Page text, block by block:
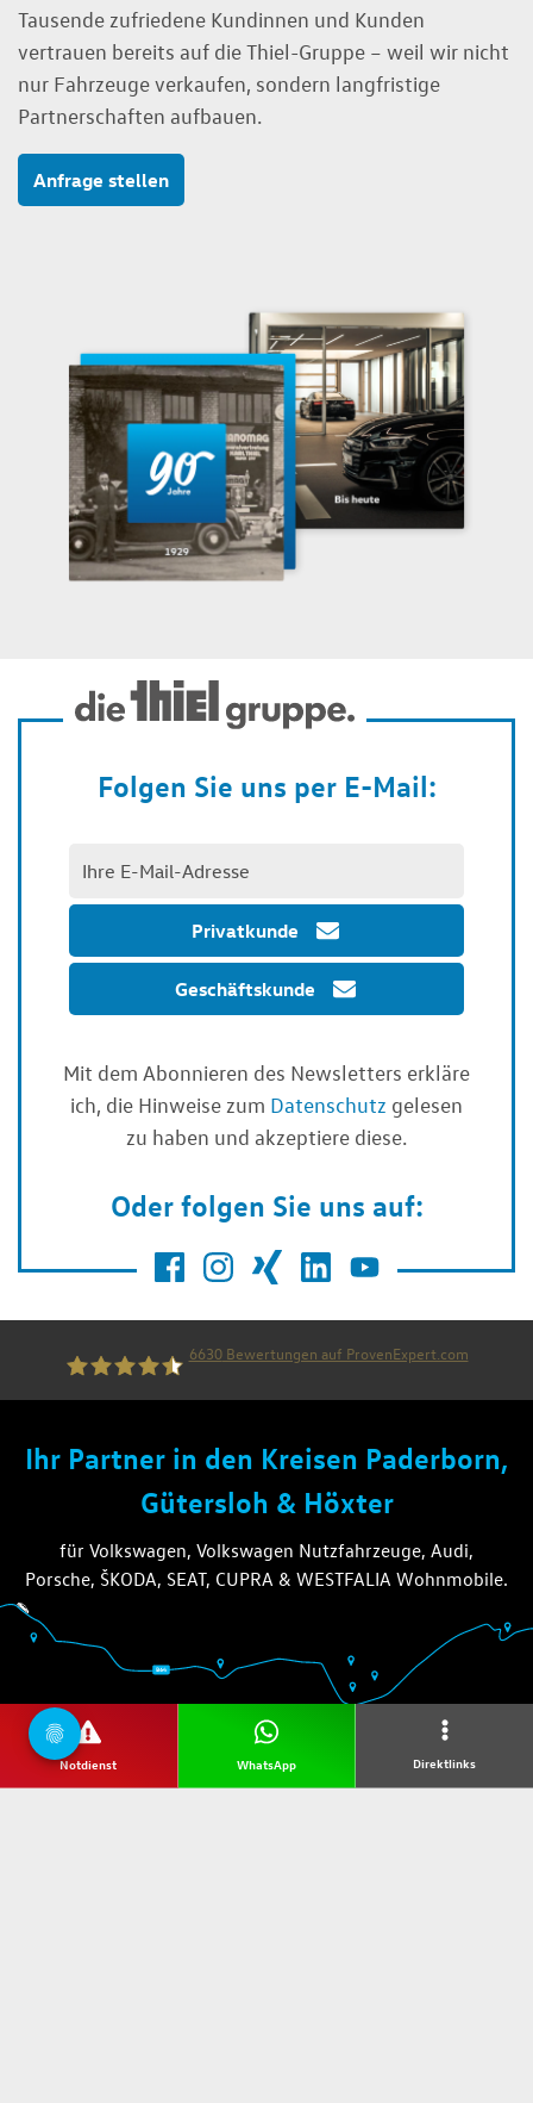
Notdienst WhatsApp Direktlinks
Tausende zufriedene Kundinnen und Kunden
vertrauen bereits auf die Thiel-Gruppe – weil wir nicht
nur Fahrzeuge verkaufen, sondern langfristige
Partnerschaften aufbauen.
Anfrage stellen
Folgen Sie uns per E-Mail:
Privatkunde
Geschäftskunde
Mit dem Abonnieren des Newsletters erkläre
ich, die Hinweise zum Datenschutz gelesen
zu haben und akzeptiere diese.
Oder folgen Sie uns auf:
6630Bewertungen auf ProvenExpert.com
Ihr Partner in den Kreisen Paderborn,
Gütersloh & Höxter
für Volkswagen, Volkswagen Nutzfahrzeuge, Audi,
Porsche, ŠKODA, SEAT, CUPRA & WESTFALIA Wohnmobile.
Wir sind offizieller Partner des SC Paderborn und des FSV
Gütersloh: